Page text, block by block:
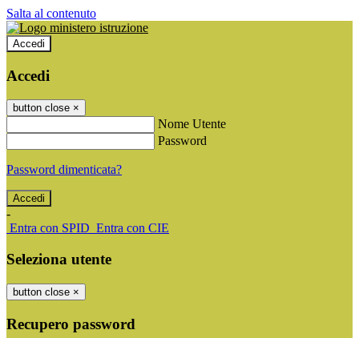
Salta al contenuto
Accedi
Accedi
button close ×
Nome Utente
Password
Password dimenticata?
-
Entra con SPID Entra con CIE
Seleziona utente
button close ×
Recupero password